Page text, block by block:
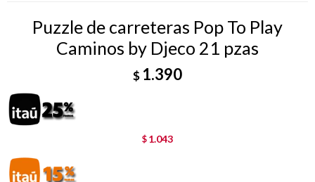
Puzzle de carreteras Pop To Play
Caminos by Djeco 21 pzas
$ 1.390
$ 1.043